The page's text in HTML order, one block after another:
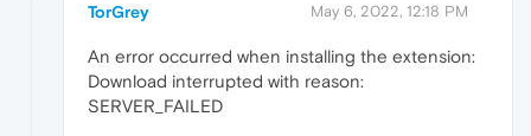
TorGrey May 6, 2022, 12:18 PM
An error occurred when installing the extension:
Download interrupted with reason:
SERVER_FAILED